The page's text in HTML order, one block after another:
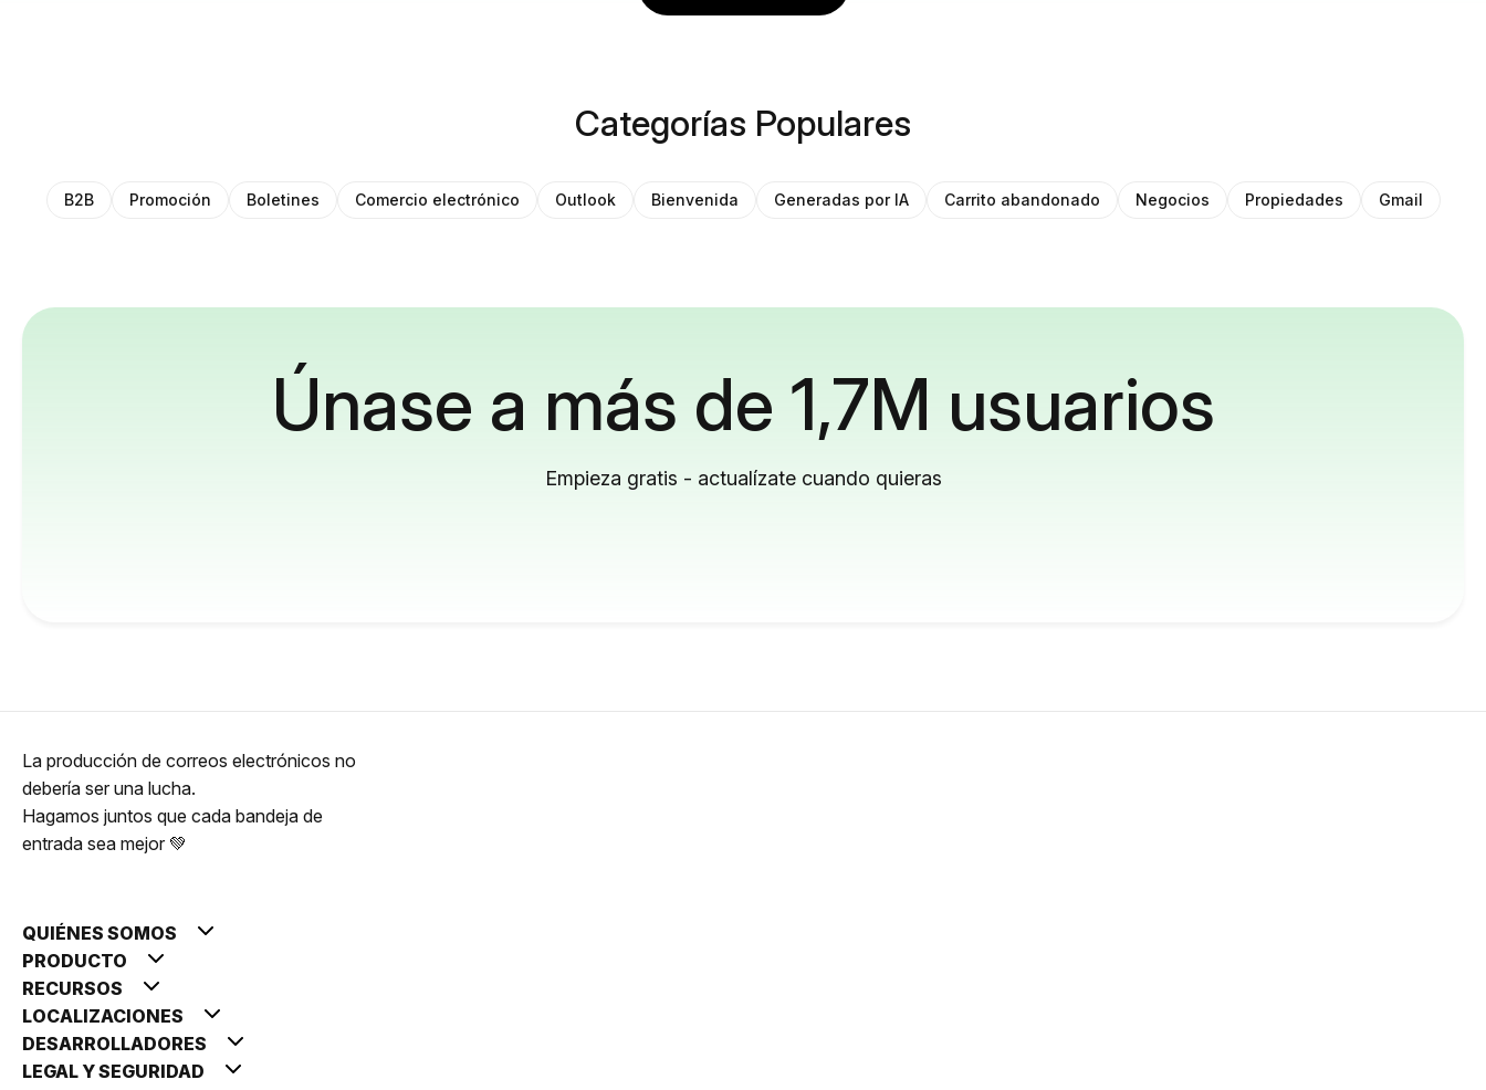
Categorías Populares
B2B Promoción Boletines Comercio electrónico Outlook Bienvenida Generadas por IA Carrito abandonado Negocios Propiedades Gmail
Únase a más de 1,7M usuarios
Empieza gratis - actualízate cuando quieras
La producción de correos electrónicos no
debería ser una lucha.
Hagamos juntos que cada bandeja de
entrada sea mejor 💚
QUIÉNES SOMOS
PRODUCTO
RECURSOS
LOCALIZACIONES
DESARROLLADORES
LEGAL Y SEGURIDAD